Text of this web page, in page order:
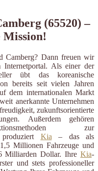
(65520) –
Mission!
Camberg? Dann freuen wir
Internetportal. Als einer der
übt das koreanische
bereits seit vielen Jahren
dem internationalen Markt
anerkannte Unternehmen
zukunftsorientierte
Außerdem gehören
zur
produziert Kia – das als
Millionen Fahrzeuge und
Milliarden Dollar. Ihre Kia-
und stets professioneller